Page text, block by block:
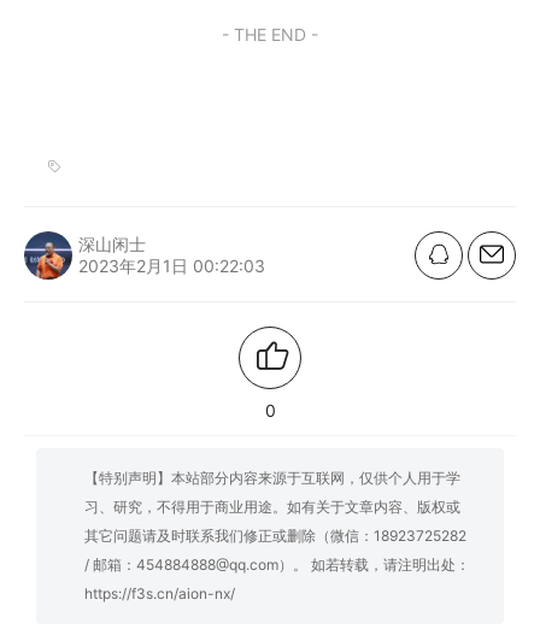
- THE END -
深山闲士
2023年2月1日 00:22:03
0
【特别声明】本站部分内容来源于互联网，仅供个人用于学
习、研究，不得用于商业用途。如有关于文章内容、版权或
其它问题请及时联系我们修正或删除（微信：18923725282
/ 邮箱：454884888@qq.com）。 如若转载，请注明出处：
https://f3s.cn/aion-nx/